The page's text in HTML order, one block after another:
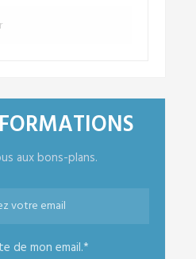
aux bons-plans.
de mon email.*